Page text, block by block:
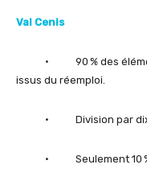
Val Cenis
• 90 % des éléments
issus du réemploi.
• Division par dix
• Seulement 10 %